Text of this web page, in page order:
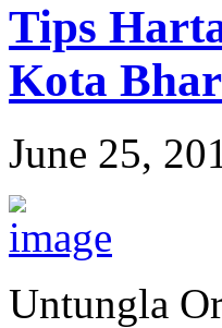
Tips
Kota
June 25,
Untungla